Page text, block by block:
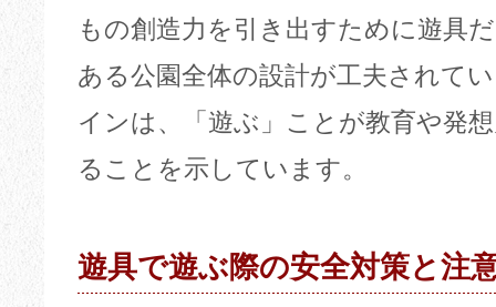
もの創造力を引き出すために遊具
ある公園全体の設計が工夫されて
インは、「遊ぶ」ことが教育や発
ることを示しています。
遊具で遊ぶ際の安全対策と注